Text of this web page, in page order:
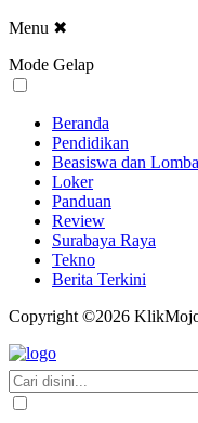
Menu ✖
Mode Gelap
Beranda
Pendidikan
Beasiswa dan Lomba
Loker
Panduan
Review
Surabaya Raya
Tekno
Berita Terkini
Copyright ©2026